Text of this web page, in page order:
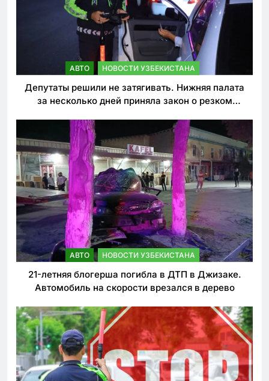
АВТО НОВОСТИ УЗБЕКИСТАНА
Депутаты решили не затягивать. Нижняя палата
за несколько дней приняла закон о резком
АВТО НОВОСТИ УЗБЕКИСТАНА
21-летняя блогерша погибла в ДТП в Джизаке.
Автомобиль на скорости врезался в дерево